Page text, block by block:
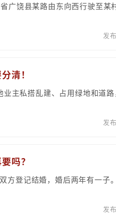
广饶县某路由东向西行驶至某
发
清！
业主私搭乱建、占用绿地和道
发
吗？
方登记结婚，婚后两年有一子
发